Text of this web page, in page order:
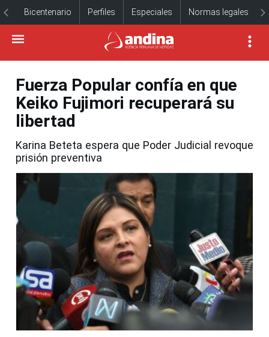
Bicentenario Perfiles Especiales Normas legales
Fuerza Popular confía en que
Keiko Fujimori recuperará su
libertad
Karina Beteta espera que Poder Judicial revoque
prisión preventiva